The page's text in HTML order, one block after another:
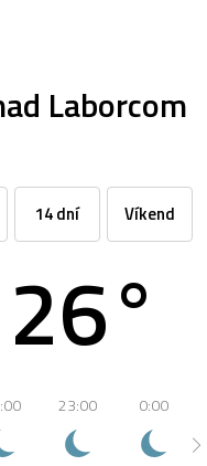
Laborcom
14 dní Víkend
26°
23:00 0:00